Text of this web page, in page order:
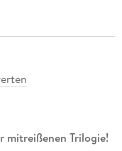
mitreißenen Trilogie!